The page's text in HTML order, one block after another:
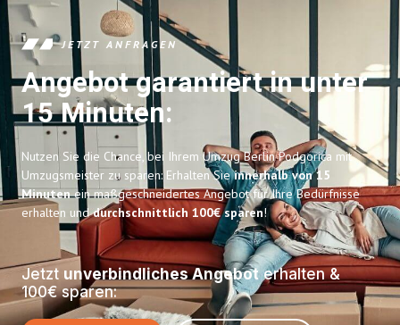
JETZT ANFRAGEN
Angebot garantiert in unter
15 Minuten:
Nutzen Sie die Chance, bei Ihrem Umzug Berlin Podgorica mit
Umzugsmeister zu sparen: Erhalten Sieinnerhalb von 15
Minutenein maßgeschneidertes Angebot für Ihre Bedürfnisse
erhalten unddurchschnittlich 100€ sparen!
Jetzt unverbindliches Angeboterhalten &
100€ sparen: